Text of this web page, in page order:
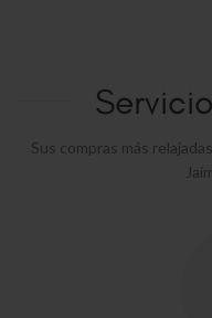
Sus compras más